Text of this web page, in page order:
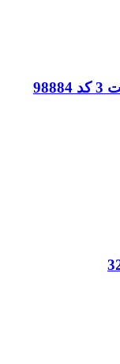
پولیش سوناکس مدل xteme هایبرید نت 3 کد 98884